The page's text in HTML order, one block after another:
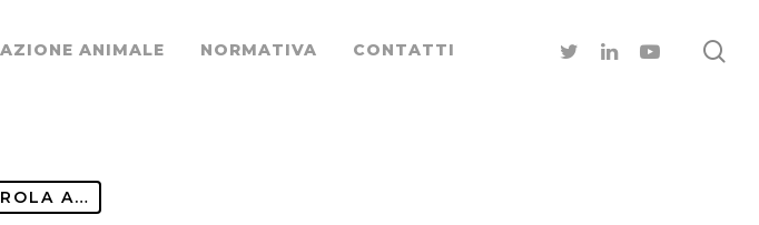
ANIMALE NORMATIVA CONTATTI
A…